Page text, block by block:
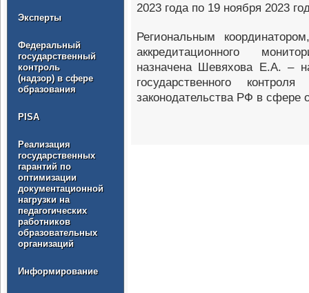
Эксперты
Федеральный
государственный
контроль
(надзор) в сфере
образования
PISA
Реализация
государственных
гарантий по
оптимизации
документационной
нагрузки на
педагогических
работников
образовательных
организаций
Информирование
2023 года по 19 ноября 2023
Региональным
аккредитационного
назначена Шевяхова Е.А. –
государственного
законодательства РФ в сфере